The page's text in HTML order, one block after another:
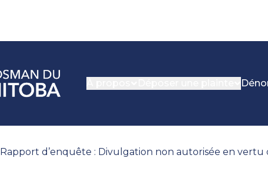
Rapport d’enquête : Divulgation non autorisée en vertu